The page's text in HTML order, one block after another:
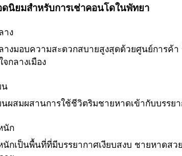
นิยมสำหรับการเช่าคอนโดในพัทยา
าง
างมอบความสะดวกสบายสูงสุดด้วยศูนย์การค้า
กลางเมือง
น
นผสมผสานการใช้ชีวิตริมชายหาดเข้ากับบรร
นัก
นักเป็นพื้นที่ที่มีบรรยากาศเงียบสงบ ชายหาดส